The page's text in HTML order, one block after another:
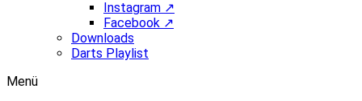
Instagram ↗
Facebook ↗
Downloads
Darts Playlist
Menü